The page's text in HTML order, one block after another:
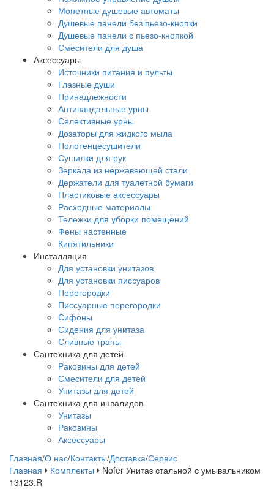
Монетные душевые автоматы
Душевые панели без пьезо-кнопки
Душевые панели с пьезо-кнопкой
Смесители для душа
Аксессуары
Источники питания и пульты
Глазные души
Принадлежности
Антивандальные урны
Селективные урны
Дозаторы для жидкого мыла
Полотенцесушители
Сушилки для рук
Зеркала из нержавеющей стали
Держатели для туалетной бумаги
Пластиковые аксессуары
Расходные материалы
Тележки для уборки помещений
Фены настенные
Кипятильники
Инсталляция
Для установки унитазов
Для установки писсуаров
Перегородки
Писсуарные перегородки
Сифоны
Сидения для унитаза
Сливные трапы
Сантехника для детей
Раковины для детей
Смесители для детей
Унитазы для детей
Сантехника для инвалидов
Унитазы
Раковины
Аксессуары
Главная/О нас/Контакты/Доставка/Сервис
Главная
Комплекты
Nofer Унитаз стальной с умывальником
13123.R